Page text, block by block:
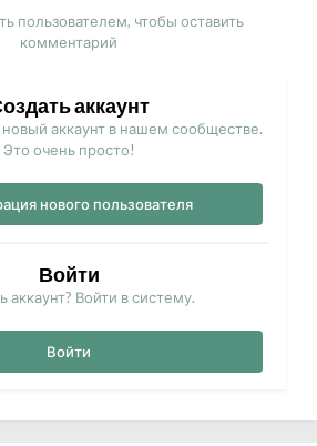
пользователем, чтобы оставить
комментарий
аккаунт
новый аккаунт в нашем сообществе.
Это очень просто!
нового пользователя
Войти
аккаунт? Войти в систему.
Войти